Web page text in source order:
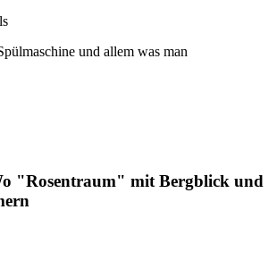
"Rosentraum" mit Bergblick und